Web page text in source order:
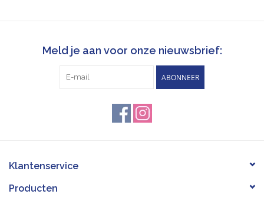
Meld je aan voor onze nieuwsbrief:
ABONNEER
Klantenservice
Producten